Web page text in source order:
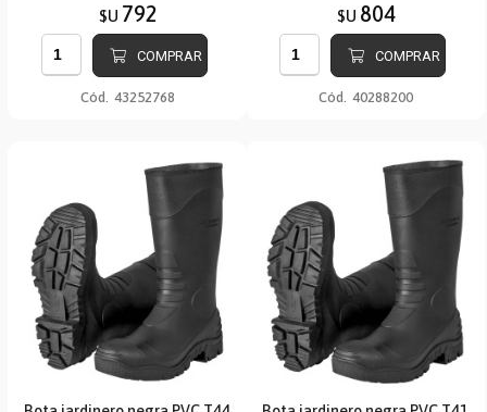
$U 792
COMPRAR
Cód. 43252768
$U 804
COMPRAR
Cód. 40288200